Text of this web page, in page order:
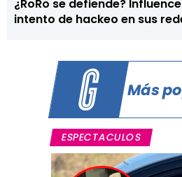
¿RoRo se defiende?
intento de hackeo en sus
Más
ESPECTACULOS